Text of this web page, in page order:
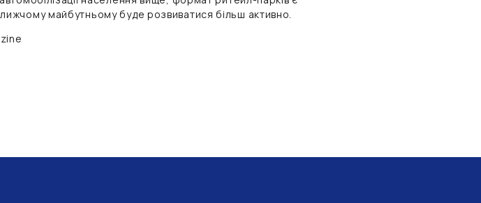
майбутньому буде розвиватися більш активно.